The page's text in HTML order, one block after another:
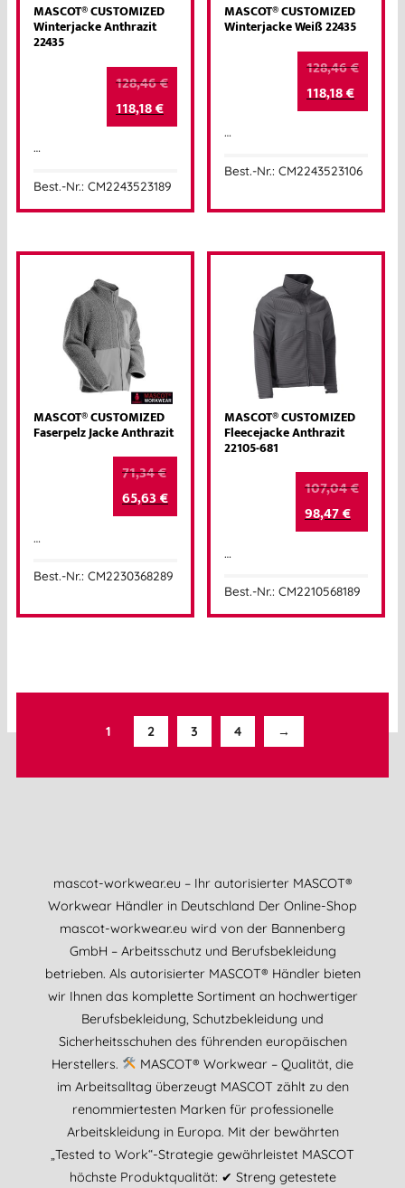
MASCOT® CUSTOMIZED
Winterjacke Anthrazit
22435
128,46€
118,18€
…
Best.-Nr.: CM2243523189
MASCOT® CUSTOMIZED
Winterjacke Weiß 22435
128,46€
118,18€
…
Best.-Nr.: CM2243523106
MASCOT® CUSTOMIZED
Faserpelz Jacke Anthrazit
71,34€
65,63€
…
Best.-Nr.: CM2230368289
MASCOT® CUSTOMIZED
Fleecejacke Anthrazit
22105-681
107,04€
98,47€
…
Best.-Nr.: CM2210568189
1 2 3 4 →
mascot-workwear.eu – Ihr autorisierter MASCOT®
Workwear Händler in Deutschland Der Online-Shop
mascot-workwear.eu wird von der Bannenberg
GmbH – Arbeitsschutz und Berufsbekleidung
betrieben. Als autorisierter MASCOT® Händler bieten
wir Ihnen das komplette Sortiment an hochwertiger
Berufsbekleidung, Schutzbekleidung und
Sicherheitsschuhen des führenden europäischen
Herstellers.
MASCOT® Workwear – Qualität, die
im Arbeitsalltag überzeugt MASCOT zählt zu den
renommiertesten Marken für professionelle
Arbeitskleidung in Europa. Mit der bewährten
„Tested to Work“-Strategie gewährleistet MASCOT
höchste Produktqualität: ✔ Streng getestete